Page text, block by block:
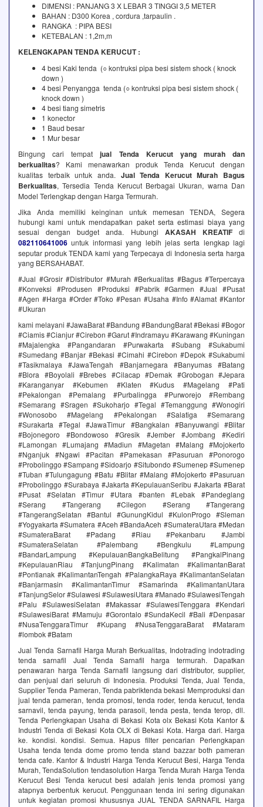
DIMENSI : PANJANG 3 X LEBAR 3 TINGGI 3,5 METER
BAHAN : D300 Korea , cordura ,tarpaulin .
RANGKA : PIPA BESI
KETEBALAN : 1,2m,m
KELENGKAPAN TENDA KERUCUT :
4 besi Kaki tenda (○ kontruksi pipa besi sistem shock ( knock
down )
4 besi Penyangga tenda (○ kontruksi pipa besi sistem shock (
knock down )
4 besi tiang simetris
1 konector
1 Baud besar
1 Mur besar
Bingung cari tempatjual Tenda Kerucut yang murah dan
berkualitas? Kami menawarkan produk Tenda Kerucut dengan
kualitas terbaik untuk anda. Jual Tenda Kerucut Murah Bagus
Berkualitas, Tersedia Tenda Kerucut Berbagai Ukuran, warna Dan
Model Terlengkap dengan Harga Termurah.
Jika Anda memiliki keinginan untuk memesan TENDA, Segera
hubungi kami untuk mendapatkan paket serta estimasi biaya yang
sesuai dengan budget anda. Hubungi AKASAH KREATIFdi
082110641006 untuk informasi yang lebih jelas serta lengkap lagi
seputar produk TENDA kami yang Terpecaya di Indonesia serta harga
yang BERSAHABAT.
#Jual #Grosir #Distributor #Murah #Berkualitas #Bagus #Terpercaya
#Konveksi #Produsen #Produksi #Pabrik #Garmen #Jual #Pusat
#Agen #Harga #Order #Toko #Pesan #Usaha #Info #Alamat #Kantor
#Ukuran
kami melayani #JawaBarat #Bandung #BandungBarat #Bekasi #Bogor
#Ciamis #Cianjur #Cirebon #Garut #Indramayu #Karawang #Kuningan
#Majalengka #Pangandaran #Purwakarta #Subang #Sukabumi
#Sumedang #Banjar #Bekasi #Cimahi #Cirebon #Depok #Sukabumi
#Tasikmalaya #JawaTengah #Banjarnegara #Banyumas #Batang
#Blora #Boyolali #Brebes #Cilacap #Demak #Grobogan #Jepara
#Karanganyar #Kebumen #Klaten #Kudus #Magelang #Pati
#Pekalongan #Pemalang #Purbalingga #Purworejo #Rembang
#Semarang #Sragen #Sukoharjo #Tegal #Temanggung #Wonogiri
#Wonosobo #Magelang #Pekalongan #Salatiga #Semarang
#Surakarta #Tegal #JawaTimur #Bangkalan #Banyuwangi #Blitar
#Bojonegoro #Bondowoso #Gresik #Jember #Jombang #Kediri
#Lamongan #Lumajang #Madiun #Magetan #Malang #Mojokerto
#Nganjuk #Ngawi #Pacitan #Pamekasan #Pasuruan #Ponorogo
#Probolinggo #Sampang #Sidoarjo #Situbondo #Sumenep #Sumenep
#Tuban #Tulungagung #Batu #Blitar #Malang #Mojokerto #Pasuruan
#Probolinggo #Surabaya #Jakarta #KepulauanSeribu #Jakarta #Barat
#Pusat #Selatan #Timur #Utara #banten #Lebak #Pandeglang
#Serang #Tangerang #Cilegon #Serang #Tangerang
#TangerangSelatan #Bantul #GunungKidul #KulonProgo #Sleman
#Yogyakarta #Sumatera #Aceh #BandaAceh #SumateraUtara #Medan
#SumateraBarat #Padang #Riau #Pekanbaru #Jambi
#SumateraSelatan #Palembang #Bengkulu #Lampung
#BandarLampung #KepulauanBangkaBelitung #PangkalPinang
#KepulauanRiau #TanjungPinang #Kalimatan #KalimantanBarat
#Pontianak #KalimantanTengah #PalangkaRaya #KalimantanSelatan
#Banjarmasin #KalimantanTimur #Samarinda #KalimantanUtara
#TanjungSelor #Sulawesi #SulawesiUtara #Manado #SulawesiTengah
#Palu #SulawesiSelatan #Makassar #SulawesiTenggara #Kendari
#SulawesiBarat #Mamuju #Gorontalo #SundaKecil #Bali #Denpasar
#NusaTenggaraTimur #Kupang #NusaTenggaraBarat #Mataram
#lombok #Batam
Jual Tenda Sarnafil Harga Murah Berkualitas, Indotrading indotrading
tenda sarnafil Jual Tenda Sarnafil harga termurah. Dapatkan
penawaran harga Tenda Sarnafil langsung dari distributor, supplier,
dan penjual dari seluruh di Indonesia. Produksi Tenda, Jual Tenda,
Supplier Tenda Pameran, Tenda pabriktenda bekasi Memproduksi dan
jual tenda pameran, tenda promosi, tenda roder, tenda kerucut, tenda
sarnavil, tenda payung, tenda parasoil, tenda pesta, tenda terop, dll.
Tenda Perlengkapan Usaha di Bekasi Kota olx Bekasi Kota Kantor &
Industri Tenda di Bekasi Kota OLX di Bekasi Kota. Harga dari. Harga
ke. kondisi. kondisi. Semua. Hapus filter pencarian Perlengkapan
Usaha tenda tenda dome promo tenda stand bazzar both pameran
tenda cafe. Kantor & Industri Harga Tenda Kerucut Besi, Harga Tenda
Murah, TendaSolution tendasolution Harga Tenda Murah Harga Tenda
Kerucut Besi Tenda kerucut besi adalah jenis tenda promosi yang
atapnya berbentuk kerucut. Penggunaan tenda ini sering digunakan
untuk kegiatan promosi khususnya JUAL TENDA SARNAFIL Harga